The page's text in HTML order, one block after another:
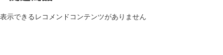
表示できるレコメンドコンテンツがありません